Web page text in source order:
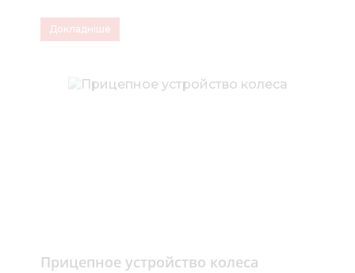
Докладніше
Прицепное устройство колеса